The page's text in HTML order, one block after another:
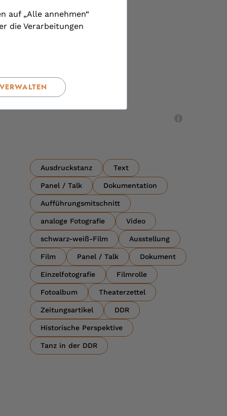
auf „Alle annehmen“
die Verarbeitungen
,
Ausdruckstanz Text
Panel / Talk Dokumentation
Aufführungsmitschnitt
analoge Fotografie Video
schwarz-weiß-Film Ausstellung
Film Panel / Talk Dokument
Einzelfotografie Filmrolle
Fotoalbum Theaterzettel
Zeitungsartikel DDR
Historische Perspektive
Tanz in der DDR